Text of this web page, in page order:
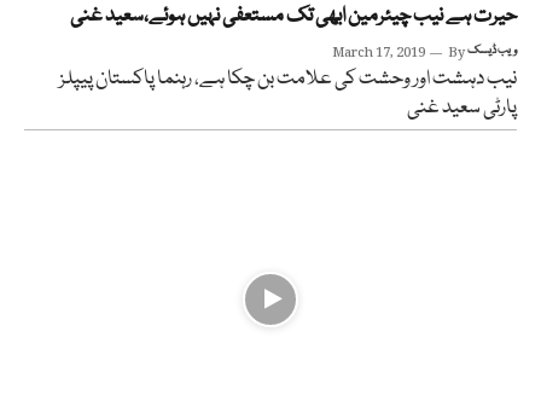
حیرت ہے نیب چیئرمین ابھی تک مستعفی نہیں ہوئے،سعید غنی
March 17, 2019 Byویب ڈیسک
نیب دہشت اور وحشت کی علامت بن چکا ہے، رہنما پاکستان پیپلز
پارٹی سعید غنی